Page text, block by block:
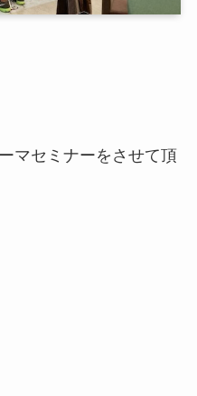
マセミナーをさせて頂